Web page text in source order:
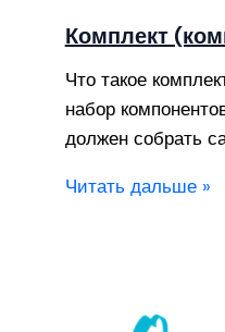
Комплект
Что такое
набор
должен собрать
Читать дальше »